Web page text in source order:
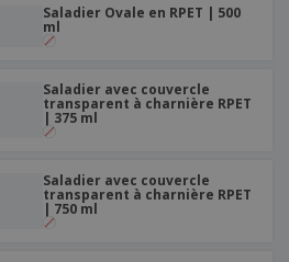
Saladier Ovale en RPET | 500
ml
Saladier avec couvercle
transparent à charnière RPET
| 375 ml
Saladier avec couvercle
transparent à charnière RPET
| 750 ml